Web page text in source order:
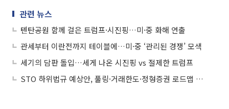
관련 뉴스
톈탄공원 함께 걸은 트럼프·시진핑…미·중 화해 연출
관세부터 이란전까지 테이블에…미·중 ‘관리된 경쟁’ 모색
세기의 담판 돌입…세게 나온 시진핑 vs 절제한 트럼프
STO 하위법규 예상안, 풀링·거래한도·정형증권 로드맵 제시